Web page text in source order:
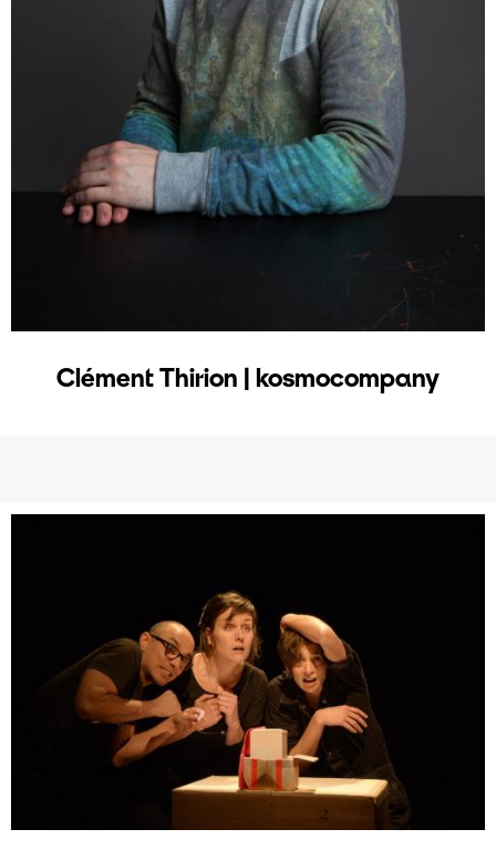
Clément Thirion | kosmocompany